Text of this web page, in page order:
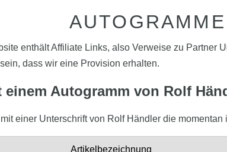
enthält Affiliate Links, also Verweise zu Partner
dass wir eine Provision erhalten.
Autogramm von Rolf
einer Unterschrift von Rolf Händler die
Artikelbezeichnung